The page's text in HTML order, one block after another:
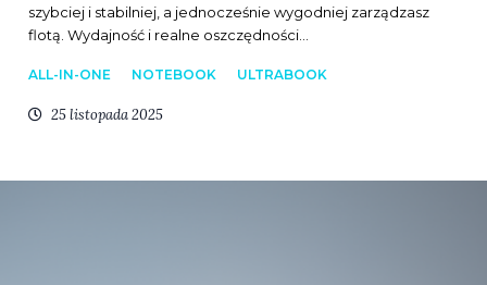
szybciej i stabilniej, a jednocześnie wygodniej zarządzasz
flotą. Wydajność i realne oszczędności…
ALL-IN-ONE NOTEBOOK ULTRABOOK
25 listopada 2025